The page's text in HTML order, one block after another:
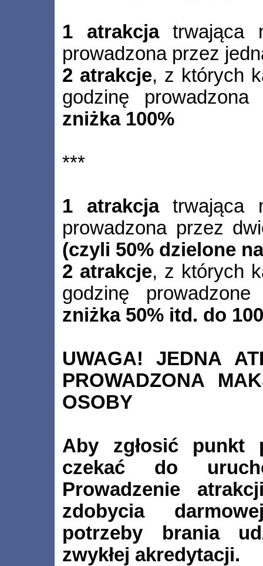
1 atrakcjatrwająca
prowadzona przez
2 atrakcje, z których
godzinę
zniżka 100%
***
1 atrakcjatrwająca
prowadzona przez
(czyli 50% dzielone
2 atrakcje, z których
godzinę
zniżka 50% itd. do
UWAGA! JEDNA
PROWADZONA
OSOBY
Aby zgłosić punkt
czekać do
Prowadzenie
zdobycia
potrzeby brania
zwykłej akredytacji.